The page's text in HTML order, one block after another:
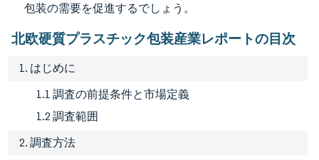
包装の需要を促進するでしょう。
北欧硬質プラスチック包装産業レポートの目次
1. はじめに
1.1 調査の前提条件と市場定義
1.2 調査範囲
2. 調査方法